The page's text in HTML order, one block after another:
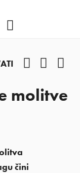
molitve
čini